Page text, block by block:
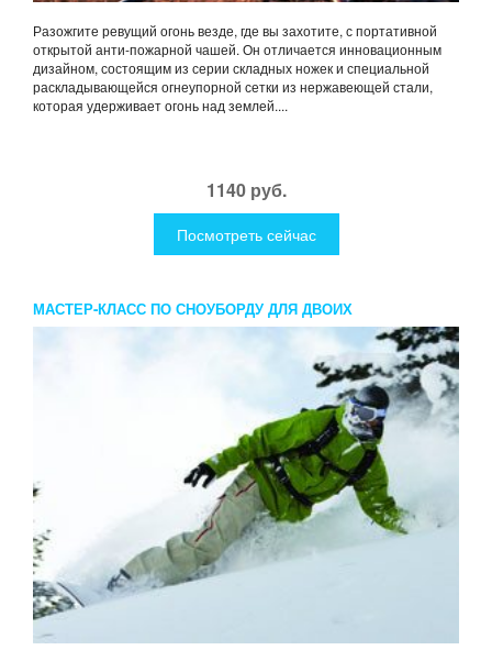
Разожгите ревущий огонь везде, где вы захотите, с портативной
открытой анти-пожарной чашей. Он отличается инновационным
дизайном, состоящим из серии складных ножек и специальной
раскладывающейся огнеупорной сетки из нержавеющей стали,
которая удерживает огонь над землей....
1140 руб.
Посмотреть сейчас
МАСТЕР-КЛАСС ПО СНОУБОРДУ ДЛЯ ДВОИХ